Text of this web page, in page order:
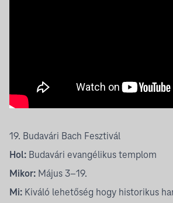
19. Budavári Bach Fesztivál
Hol: Budavári evangélikus templom
Mikor: Május 3–19.
Mi: Kiváló lehetőség hogy historikus